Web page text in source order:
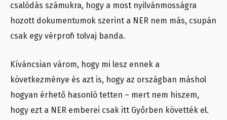
csalódás számukra, hogy a most nyilvánmosságra
hozott dokumentumok szerint a NER nem más, csupán
csak egy vérprofi tolvaj banda.
Kíváncsian várom, hogy mi lesz ennek a
következménye és azt is, hogy az országban máshol
hogyan érhető hasonló tetten – mert nem hiszem,
hogy ezt a NER emberei csak itt Győrben követték el.